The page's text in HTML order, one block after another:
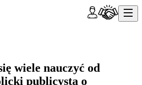
wiele nauczyć od
publicysta o